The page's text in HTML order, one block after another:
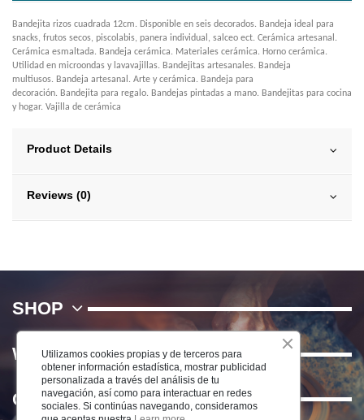
Bandejita rizos cuadrada 12cm. Disponible en seis decorados. Bandeja ideal para
snacks, frutos secos, piscolabis, panera individual, salceo ect. Cerámica artesanal.
Cerámica esmaltada. Bandeja cerámica. Materiales cerámica. Horno cerámica.
Utilidad en microondas y lavavajillas. Bandejitas artesanales. Bandeja
multiusos. Bandeja artesanal. Arte y cerámica. Bandeja para
decoración. Bandejita para regalo. Bandejas pintadas a mano. Bandejitas para cocina
y hogar. Vajilla de cerámica
Product Details
Reviews (0)
SHOP
WE
Contact us
Utilizamos cookies propias y de terceros para
obtener información estadística, mostrar publicidad
personalizada a través del análisis de tu
navegación, así como para interactuar en redes
sociales. Si continúas navegando, consideramos